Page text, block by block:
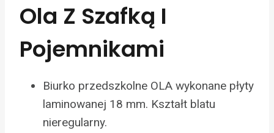
Ola Z Szafką I
Pojemnikami
Biurko przedszkolne OLA wykonane płyty
laminowanej 18 mm. Kształt blatu
nieregularny.